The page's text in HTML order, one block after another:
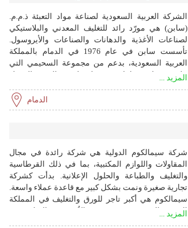
الشركة العربية السعودية لصناعة مواد التعبئة ذ.م.م.
(سابن) هي مورّد رائد للتغليف المعدني والبلاستيكي
لصناعات الأغذية والدهانات والصناعات والأيروسول.
تأسست سابن في عام 1976 في الدمام بالمملكة
العربية السعودية، بدعم من مجموعة السحيمي التي
يبلغ عمرها 95 عامًا. نمت سابن لتصبح المورد المختار
اليوم 4 منشآت في المملكة العربية السعودية والإمارات
العربية المتحدة. تلتزم سابن بأن تكون المزود الأول
المزيد ...
الدمام
شركة سيمالكوم الدولية هي شركة رائدة في مجال
المقاولات واللوازم المكتبية، بما في ذلك القرطاسية
والتغليف والطباعة والحلول الإعلانية. بدأت كشركة
تجارية صغيرة ونمت بشكل كبير مع قاعدة عملاء واسعة.
سيمالكوم هي أكبر تاجر للورق والتغليف في المملكة
العربية السعودية، ومن بين الأكبر في الرياض مع
المزيد ...